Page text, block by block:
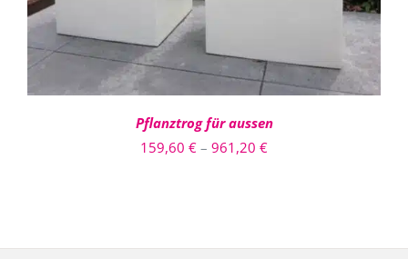
KÖNNEN
AUF
DER
GEWÄHLT
WERDEN
Pflanztrog für aussen
159,60 € – 961,20 €Preisspanne: